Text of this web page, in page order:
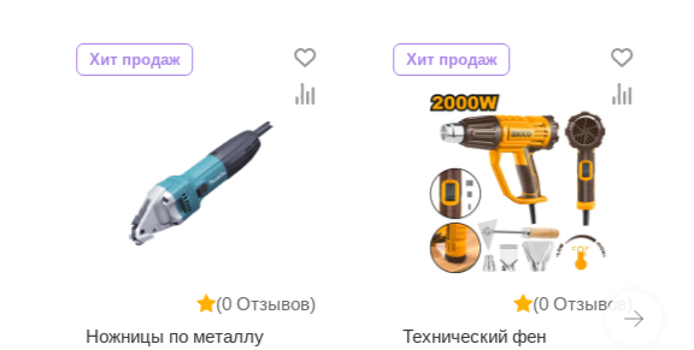
(0 Отзывов)
Хит продаж
Ножницы по металлу
(0 Отзывов)
Хит продаж
Технический фен